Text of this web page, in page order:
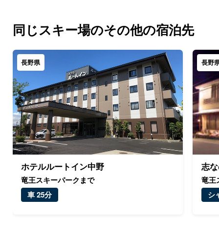
同じスキー場のその他の宿泊先
長野県
ホテルルートイン中野
竜王スキーパークまで
車 25分
長野
志
竜王
シ